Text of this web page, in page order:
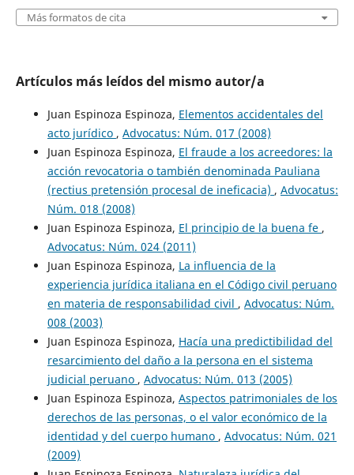
Más formatos de cita
Artículos más leídos del mismo autor/a
Juan Espinoza Espinoza, Elementos accidentales del
acto jurídico , Advocatus: Núm. 017 (2008)
Juan Espinoza Espinoza, El fraude a los acreedores: la
acción revocatoria o también denominada Pauliana
(rectius pretensión procesal de ineficacia) , Advocatus:
Núm. 018 (2008)
Juan Espinoza Espinoza, El principio de la buena fe ,
Advocatus: Núm. 024 (2011)
Juan Espinoza Espinoza, La influencia de la
experiencia jurídica italiana en el Código civil peruano
en materia de responsabilidad civil , Advocatus: Núm.
008 (2003)
Juan Espinoza Espinoza, Hacía una predictibilidad del
resarcimiento del daño a la persona en el sistema
judicial peruano , Advocatus: Núm. 013 (2005)
Juan Espinoza Espinoza, Aspectos patrimoniales de los
derechos de las personas, o el valor económico de la
identidad y del cuerpo humano , Advocatus: Núm. 021
(2009)